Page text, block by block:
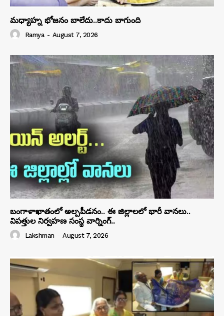
మధ్యాహ్న భోజనం బాలేదు..కాదు బాగుంది
Ramya - August 7, 2026
బంగాళాఖాతంలో అల్పపీడనం.. ఈ జిల్లాలలో భారీ వానలు..
విపత్తుల నిర్వహణ సంస్థ వార్నింగ్..
Lakshman - August 7, 2026